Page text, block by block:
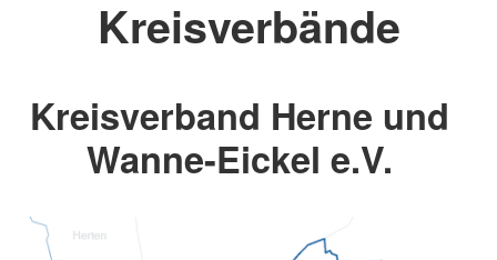
Kreisverbände
Kreisverband Herne und
Wanne-Eickel e.V.